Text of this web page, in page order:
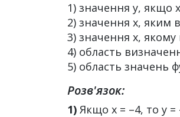
1) значення y, якщо
2) значення x, яким
3) значення x, якому
4) область
5) область значень
Розв'язок:
1) Якщо х = –4, то у =